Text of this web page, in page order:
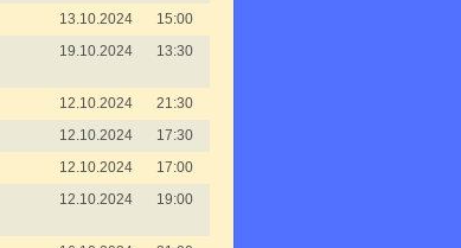
13.10.2024
15:00
19.10.2024 13:30
12.10.2024
21:30
12.10.2024
17:30
12.10.2024
17:00
12.10.2024 19:00